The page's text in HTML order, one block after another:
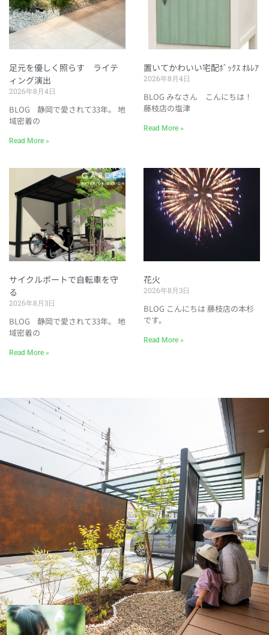
足元を優しく照らす ライテ
ィング演出
2026年8月4日
BLOG 静岡で愛されて33年。 地
域密着の
Read More »
置いてかわいい宅配ﾎﾞｯｸｽ ｵﾙﾚｱ
2026年8月4日
BLOG みなさん こんにちは！
藤枝店の塩津
Read More »
サイクルポートで自転車を守
る
2026年8月3日
BLOG 静岡で愛されて33年。 地
域密着の
Read More »
花火
2026年8月3日
BLOG こんにちは 藤枝店の本杉
です。
Read More »